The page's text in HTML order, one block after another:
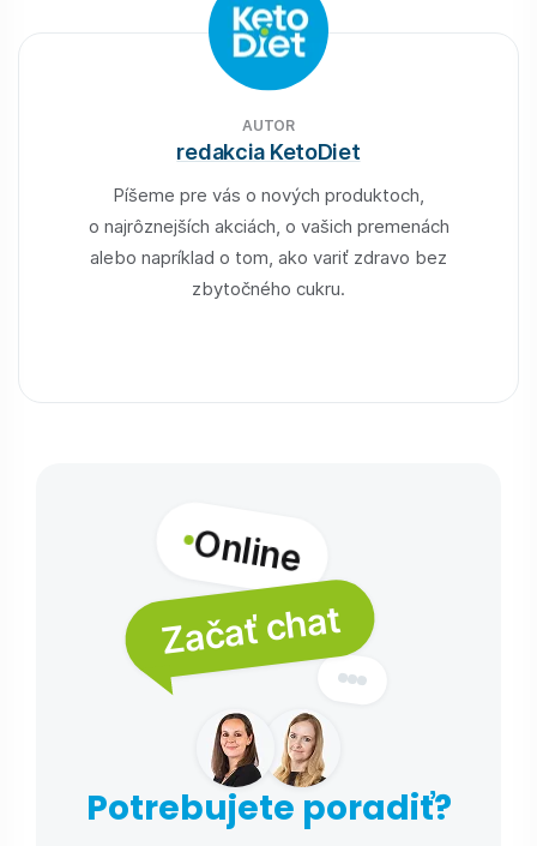
AUTOR
redakcia KetoDiet
Píšeme pre vás o nových produktoch,
o najrôznejších akciách, o vašich premenách
alebo napríklad o tom, ako variť zdravo bez
zbytočného cukru.
Online
Začať chat
Potrebujete poradiť?